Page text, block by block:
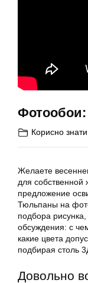
Корисно знати
Желаете
для
предложение
Тюльпаны на
подбора
обсуждения: с
какие цвета
подбирая столь
Довольно